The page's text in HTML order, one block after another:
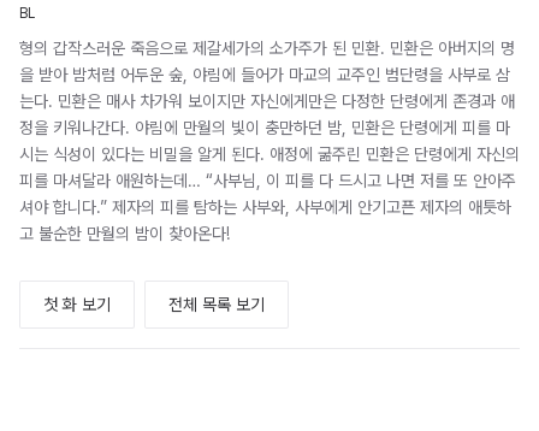
BL
형의 갑작스러운 죽음으로 제갈세가의 소가주가 된 민환. 민환은 아버지의 명
을 받아 밤처럼 어두운 숲, 야림에 들어가 마교의 교주인 범단령을 사부로 삼
는다. 민환은 매사 차가워 보이지만 자신에게만은 다정한 단령에게 존경과 애
정을 키워나간다. 야림에 만월의 빛이 충만하던 밤, 민환은 단령에게 피를 마
시는 식성이 있다는 비밀을 알게 된다. 애정에 굶주린 민환은 단령에게 자신의
피를 마셔달라 애원하는데… “사부님, 이 피를 다 드시고 나면 저를 또 안아주
셔야 합니다.” 제자의 피를 탐하는 사부와, 사부에게 안기고픈 제자의 애틋하
고 불순한 만월의 밤이 찾아온다!
첫 화 보기 전체 목록 보기